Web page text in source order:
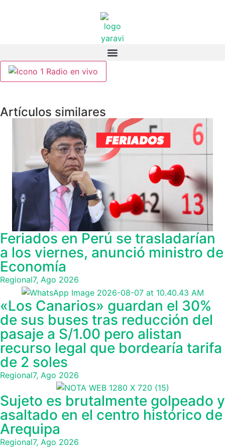
Radio en vivo
Artículos similares
Feriados en Perú se trasladarían
a los viernes, anunció ministro de
Economía
Regional7, Ago 2026
«Los Canarios» guardan el 30%
de sus buses tras reducción del
pasaje a S/1.00 pero alistan
recurso legal que bordearía tarifa
de 2 soles
Regional7, Ago 2026
Sujeto es brutalmente golpeado y
asaltado en el centro histórico de
Arequipa
Regional7, Ago 2026